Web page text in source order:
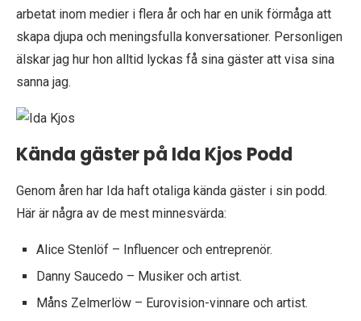
arbetat inom medier i flera år och har en unik förmåga att
skapa djupa och meningsfulla konversationer. Personligen
älskar jag hur hon alltid lyckas få sina gäster att visa sina
sanna jag.
Kända gäster på Ida Kjos Podd
Genom åren har Ida haft otaliga kända gäster i sin podd.
Här är några av de mest minnesvärda:
Alice Stenlöf – Influencer och entreprenör.
Danny Saucedo – Musiker och artist.
Måns Zelmerlöw – Eurovision-vinnare och artist.